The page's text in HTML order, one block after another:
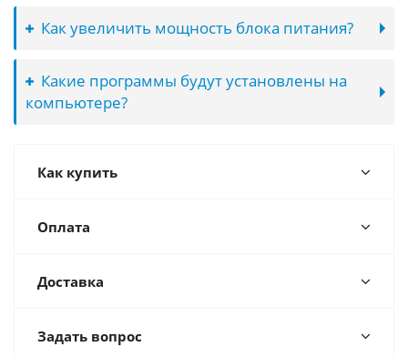
Как увеличить мощность блока питания?
Какие программы будут установлены на
компьютере?
Как купить
Оплата
Доставка
Задать вопрос